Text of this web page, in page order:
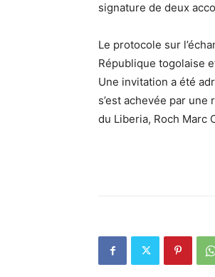
signature de deux
Le protocole sur
République togolaise
Une invitation a été
s’est achevée par
du Liberia, Roch Marc